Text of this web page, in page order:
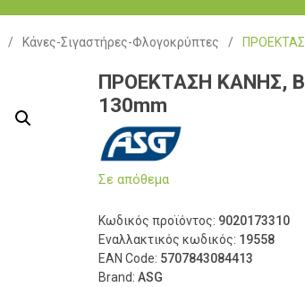
/ Κάνες-Σιγαστήρες-Φλογοκρύπτες /
ΠΡΟΕΚΤΑΣΗ ΚΑΝΗΣ,
130mm
Σε απόθεμα
Κωδικός προϊόντος: 9020173310
Εναλλακτικός κωδικός: 19558
EAN Code: 5707843084413
Brand:ASG